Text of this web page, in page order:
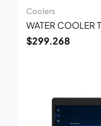
Coolers
WATER COOLER
$299.268